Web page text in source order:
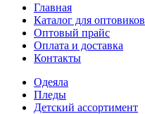
Главная
Каталог для оптовиков
Оптовый прайс
Оплата и доставка
Контакты
Одеяла
Пледы
Детский ассортимент